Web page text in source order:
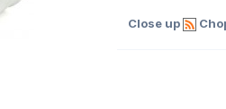
Close up